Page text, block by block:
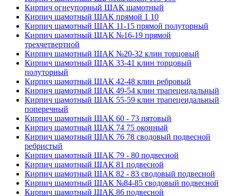
Кирпич огнеупорный ШАК шамотный
Кирпич шамотный ШАК прямой 1 10
Кирпич шамотный ШАК 11-15 прямой полуторный
Кирпич шамотный ШАК №16-19 прямой
трехчетвертной
Кирпич шамотный ШАК №20-32 клин торцовый
Кирпич шамотный ШАК 33-41 клин торцовый
полуторный
Кирпич шамотный ШАК 42-48 клин ребровый
Кирпич шамотный ШАК 49-54 клин трапецеидальный
Кирпич шамотный ШАК 55-59 клин трапецеидальный
поперечный
Кирпич шамотный ШАК 60 - 73 пятовый
Кирпич шамотный ШАК 74 75 оконный
Кирпич шамотный ШАК 76 78 сводовый подвесной
ребристый
Кирпич шамотный ШАК 79 - 80 подвесной
Кирпич шамотный ШАК 81 подвесной
Кирпич шамотный ШАК 82 - 83 сводовый подвесной
Кирпич шамотный ШАК №84-85 сводовый подвесной
Кирпич шамотный ШАК 86 подвесной